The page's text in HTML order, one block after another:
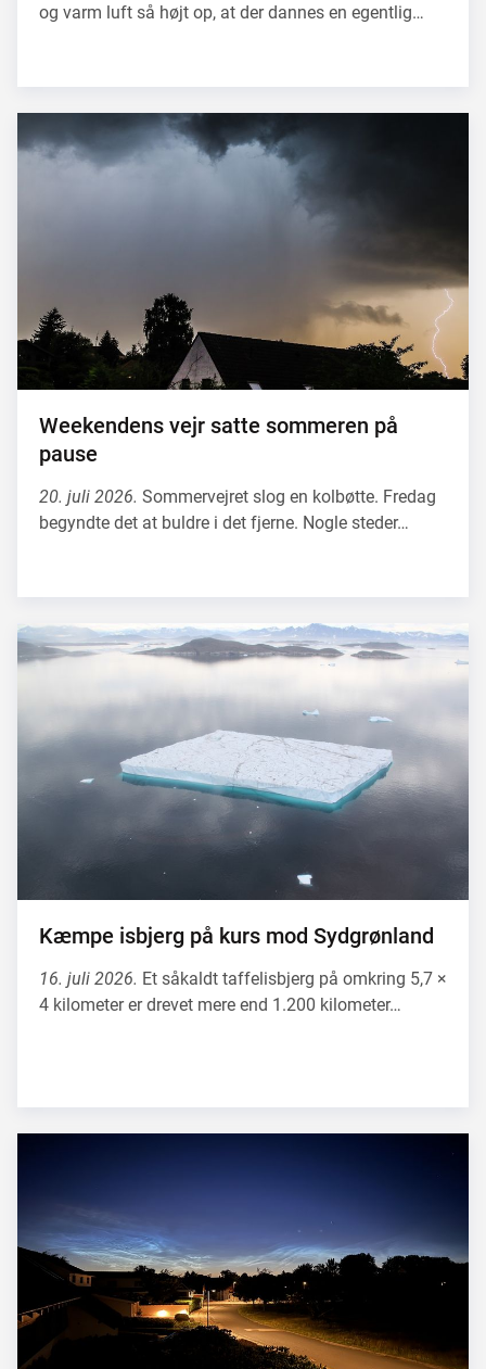
og varm luft så højt op, at der dannes en egentlig…
Weekendens vejr satte sommeren på
pause
20. juli 2026. Sommervejret slog en kolbøtte. Fredag
begyndte det at buldre i det fjerne. Nogle steder…
Kæmpe isbjerg på kurs mod Sydgrønland
16. juli 2026. Et såkaldt taffelisbjerg på omkring 5,7 ×
4 kilometer er drevet mere end 1.200 kilometer…